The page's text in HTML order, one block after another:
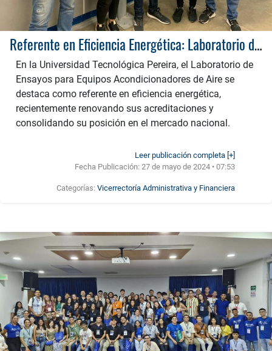
Referente en Eficiencia Energética: Laboratorio de Ensayos para Equipos Acondicionadores de Aire
En la Universidad Tecnológica Pereira, el Laboratorio de
Ensayos para Equipos Acondicionadores de Aire se
destaca como referente en eficiencia energética,
recientemente renovando sus acreditaciones y
consolidando su posición en el mercado nacional.
Leer publicación completa [+]
Fecha Publicación:27 de mayo de 2024 • 07:53
Categorías:Vicerrectoría Administrativa y Financiera